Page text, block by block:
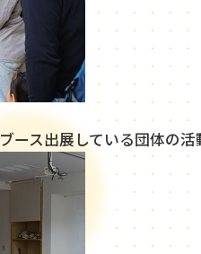
ース出展している団体の